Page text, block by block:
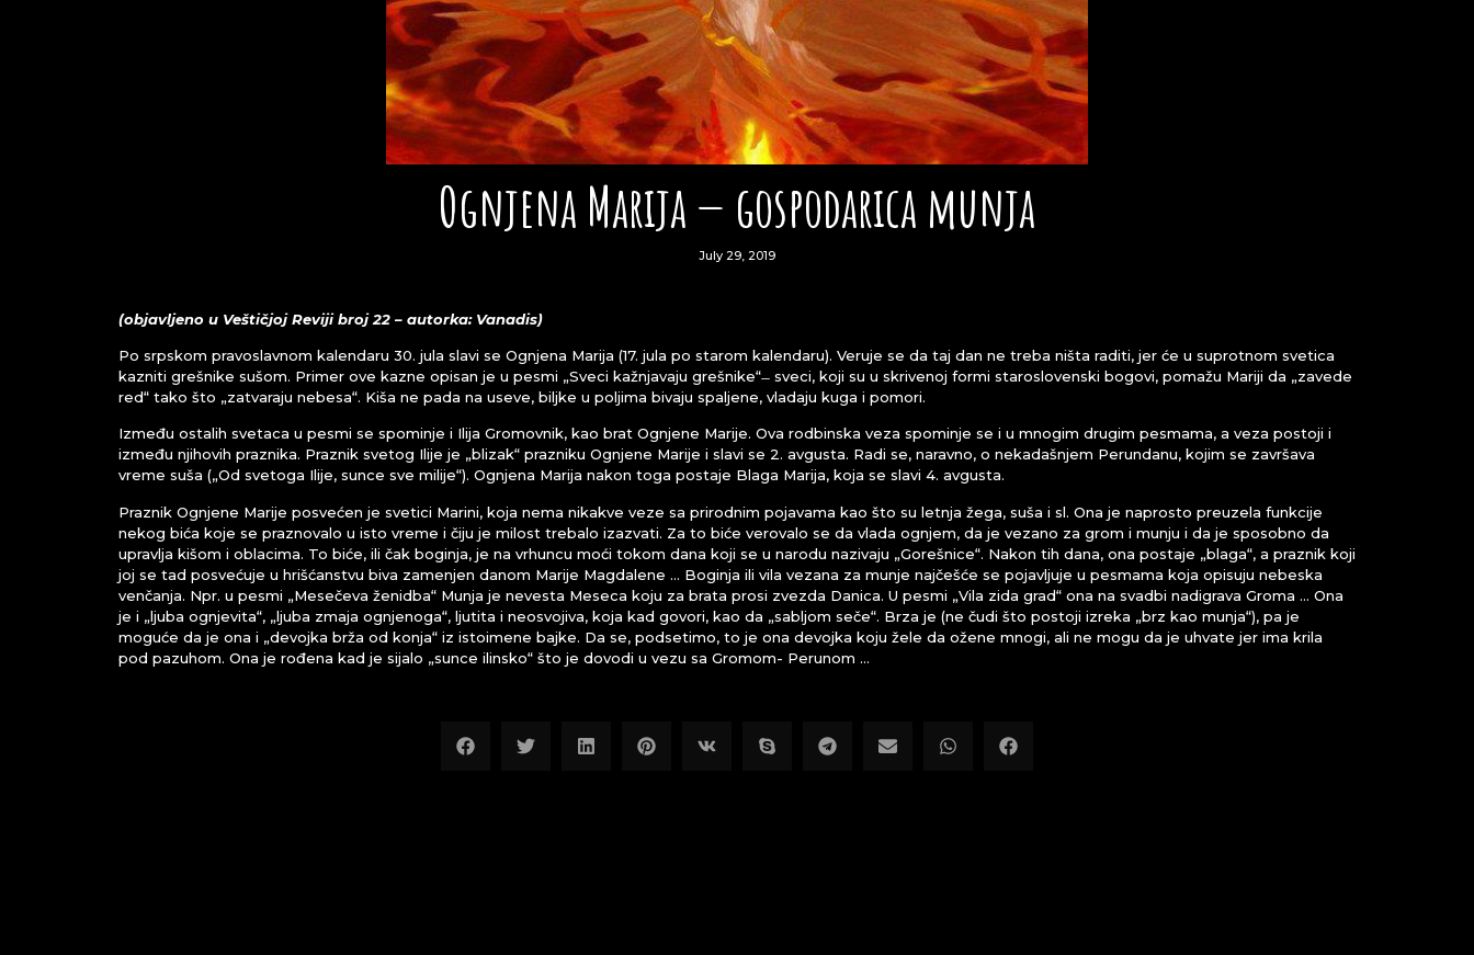
Ognjena Marija — gospodarica munja
July 29, 2019
(objavljeno u Veštičjoj Reviji broj 22 – autorka: Vanadis)
Po srpskom pravoslavnom kalendaru 30. jula slavi se Ognjena Marija (17. jula po starom kalendaru). Veruje se da taj dan ne treba ništa raditi, jer će u suprotnom svetica
kazniti grešnike sušom. Primer ove kazne opisan je u pesmi „Sveci kažnjavaju grešnike“ ̶ sveci, koji su u skrivenoj formi staroslovenski bogovi, pomažu Mariji da „zavede
red“ tako što „zatvaraju nebesa“. Kiša ne pada na useve, biljke u poljima bivaju spaljene, vladaju kuga i pomori.
Između ostalih svetaca u pesmi se spominje i Ilija Gromovnik, kao brat Ognjene Marije. Ova rodbinska veza spominje se i u mnogim drugim pesmama, a veza postoji i
između njihovih praznika. Praznik svetog Ilije je „blizak“ prazniku Ognjene Marije i slavi se 2. avgusta. Radi se, naravno, o nekadašnjem Perundanu, kojim se završava
vreme suša („Od svetoga Ilije, sunce sve milije“). Ognjena Marija nakon toga postaje Blaga Marija, koja se slavi 4. avgusta.
Praznik Ognjene Marije posvećen je svetici Marini, koja nema nikakve veze sa prirodnim pojavama kao što su letnja žega, suša i sl. Ona je naprosto preuzela funkcije
nekog bića koje se praznovalo u isto vreme i čiju je milost trebalo izazvati. Za to biće verovalo se da vlada ognjem, da je vezano za grom i munju i da je sposobno da
upravlja kišom i oblacima. To biće, ili čak boginja, je na vrhuncu moći tokom dana koji se u narodu nazivaju „Gorešnice“. Nakon tih dana, ona postaje „blaga“, a praznik koji
joj se tad posvećuje u hrišćanstvu biva zamenjen danom Marije Magdalene … Boginja ili vila vezana za munje najčešće se pojavljuje u pesmama koja opisuju nebeska
venčanja. Npr. u pesmi „Mesečeva ženidba“ Munja je nevesta Meseca koju za brata prosi zvezda Danica. U pesmi „Vila zida grad“ ona na svadbi nadigrava Groma … Ona
je i „ljuba ognjevita“, „ljuba zmaja ognjenoga“, ljutita i neosvojiva, koja kad govori, kao da „sabljom seče“. Brza je (ne čudi što postoji izreka „brz kao munja“), pa je
moguće da je ona i „devojka brža od konja“ iz istoimene bajke. Da se, podsetimo, to je ona devojka koju žele da ožene mnogi, ali ne mogu da je uhvate jer ima krila
pod pazuhom. Ona je rođena kad je sijalo „sunce ilinsko“ što je dovodi u vezu sa Gromom- Perunom …